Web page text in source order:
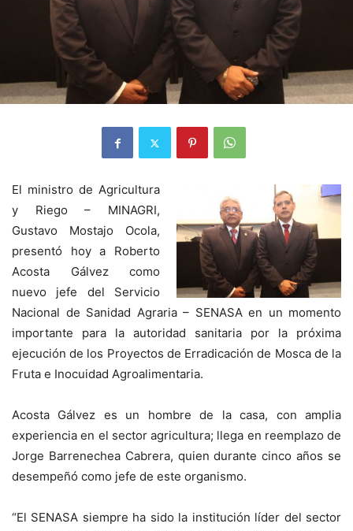
El ministro de Agricultura
y Riego – MINAGRI,
Gustavo Mostajo Ocola,
presentó hoy a Roberto
Acosta Gálvez como
nuevo jefe del Servicio
Nacional de Sanidad Agraria – SENASA en un momento
importante para la autoridad sanitaria por la próxima
ejecución de los Proyectos de Erradicación de Mosca de la
Fruta e Inocuidad Agroalimentaria.
Acosta Gálvez es un hombre de la casa, con amplia
experiencia en el sector agricultura; llega en reemplazo de
Jorge Barrenechea Cabrera, quien durante cinco años se
desempeñó como jefe de este organismo.
“El SENASA siempre ha sido la institución líder del sector